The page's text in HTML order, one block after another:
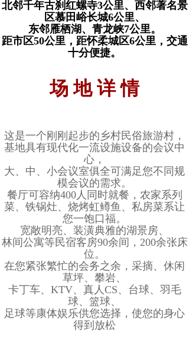
北邻千年古刹红螺寺3公里、西邻著名景
区慕田峪长城6公里、
东邻雁栖湖、青龙峡7公里。
距市区50公里，距怀柔城区6公里，交通
十分便捷。
场 地 详 情
这是一个刚刚起步的乡村民俗旅游村，
基地具有现代化一流设施设备的会议中
心，
大、中、小会议室俱全可满足您不同规
模会议的需求。
餐厅可容纳400人同时就餐，农家系列
菜、铁锅灶、烧烤虹鳟鱼、私房菜系让
您一饱口福。
宽敞明亮、装潢典雅的湖景房、
林间公寓等民宿客房90余间， 200余张床
位。
在您紧张繁忙的会务之余，采摘、休闲
草坪、攀岩、
卡丁车、KTV、真人CS、台球、羽毛
球、篮球、
足球等康体娱乐供您选择，使您的身心
得到放松